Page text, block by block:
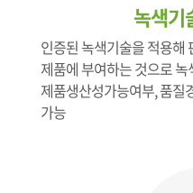
녹색기
인증된 녹색기술을 적용해
제품에 부여하는 것으로
제품생산성가능여부, 품질
가능